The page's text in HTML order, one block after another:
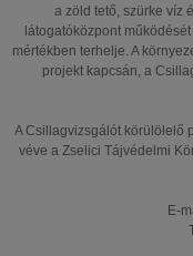
a zöld tető, szürke víz
látogatóközpont
mértékben terhelje. A
projekt kapcsán, a
A Csillagvizsgálót körülölelő
véve a Zselici Tájvédelmi
E-